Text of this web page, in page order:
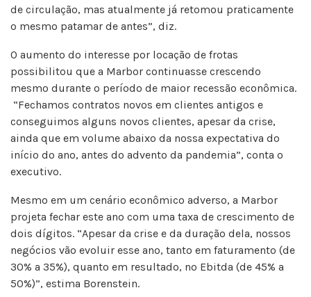
de circulação, mas atualmente já retomou praticamente
o mesmo patamar de antes”, diz.
O aumento do interesse por locação de frotas
possibilitou que a Marbor continuasse crescendo
mesmo durante o período de maior recessão econômica.
“Fechamos contratos novos em clientes antigos e
conseguimos alguns novos clientes, apesar da crise,
ainda que em volume abaixo da nossa expectativa do
início do ano, antes do advento da pandemia”, conta o
executivo.
Mesmo em um cenário econômico adverso, a Marbor
projeta fechar este ano com uma taxa de crescimento de
dois dígitos. “Apesar da crise e da duração dela, nossos
negócios vão evoluir esse ano, tanto em faturamento (de
30% a 35%), quanto em resultado, no Ebitda (de 45% a
50%)”, estima Borenstein.